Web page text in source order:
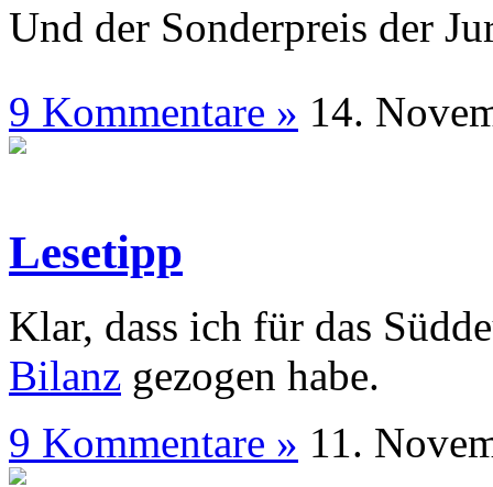
Und der Sonderpreis der
9 Kommentare » 14.
Lesetipp
Klar, dass ich für das
Bilanz gezogen habe.
9 Kommentare » 11.